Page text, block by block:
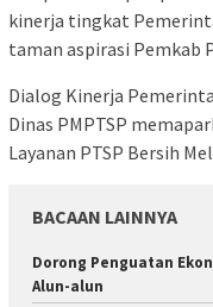
kinerja tingkat
taman aspirasi Pemkab
Dialog Kinerja
Dinas PMPTSP
Layanan PTSP Bersih
BACAAN LAINNYA
Dorong Penguatan
Alun-alun